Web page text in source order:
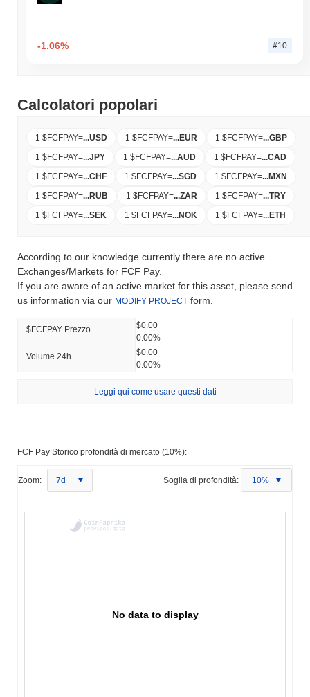
-1.06% #10
Calcolatori popolari
1 $FCFPAY=...USD 1 $FCFPAY=...EUR 1 $FCFPAY=...GBP
1 $FCFPAY=...JPY 1 $FCFPAY=...AUD 1 $FCFPAY=...CAD
1 $FCFPAY=...CHF 1 $FCFPAY=...SGD 1 $FCFPAY=...MXN
1 $FCFPAY=...RUB 1 $FCFPAY=...ZAR 1 $FCFPAY=...TRY
1 $FCFPAY=...SEK 1 $FCFPAY=...NOK 1 $FCFPAY=...ETH
According to our knowledge currently there are no active
Exchanges/Markets for FCF Pay.
If you are aware of an active market for this asset, please send
us information via our MODIFY PROJECT form.
$FCFPAY Prezzo
$0.00
0.00%
Volume 24h
$0.00
0.00%
Leggi qui come usare questi dati
FCF Pay Storico profondità di mercato (10%):
Zoom: 7d Soglia di profondità: 10%
No data to display